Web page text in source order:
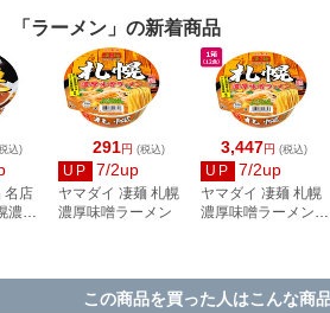
「ラーメン」の新着商品
291円 (税込)
UP 7/2up
ヤマダイ 凄麺 札幌
濃厚味噌ラーメン
3,447円 (税込)
UP 7/2up
ヤマダイ 凄麺 札幌
濃厚味噌ラーメン
込)
名店
濃厚
この商品を買った人はこんな商